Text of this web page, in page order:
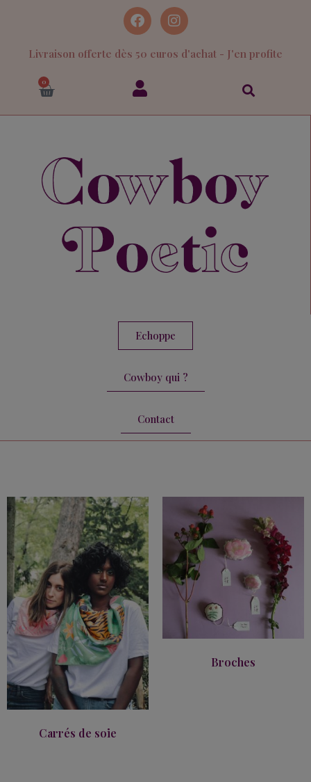
Livraison offerte dès 50 euros d'achat - J'en profite
0
Echoppe
Cowboy qui ?
Contact
Carrés de soie
Broches